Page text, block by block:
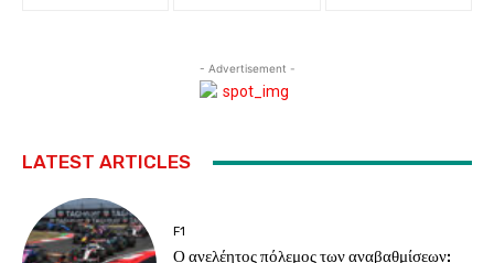
- Advertisement -
LATEST ARTICLES
F1
Ο ανελέητος πόλεμος των αναβαθμίσεων: